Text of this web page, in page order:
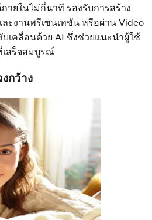
ายในไม่กี่นาที รองรับการสร้าง
ะงานพรีเซนเทชัน หรือผ่าน Video
เคลื่อนด้วย AI ซึ่งช่วยแนะนำผู้ใช้
เสร็จสมบูรณ์
กว้าง